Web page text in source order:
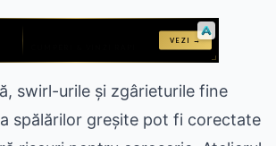
swirl-urile și zgârieturile fine
spălărilor greșite pot fi corectate